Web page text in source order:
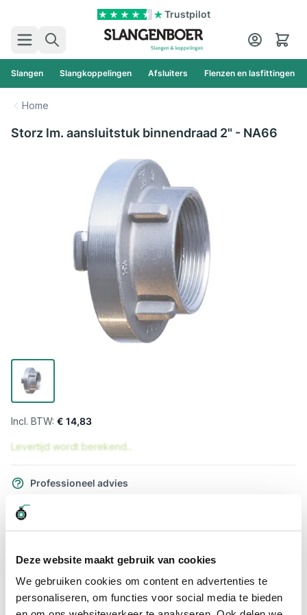
Deze website maakt gebruik van cookies
We gebruiken cookies om content en advertenties te
personaliseren, om functies voor social media te bieden
Trustpilot
Zoek
Cart
Slangen Slangkoppelingen Afsluiters Flenzen en lasfittingen
Home
Storz lm. aansluitstuk binnendraad 2" - NA66
€ 14,83
Levertijd wordt berekend...
Professioneel advies
Snel naar
Meer informatie